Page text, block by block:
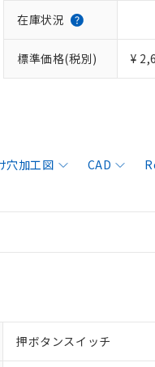
在庫状況
標準価格(税別) ¥
穴加工図 CAD
押ボタンスイッチ